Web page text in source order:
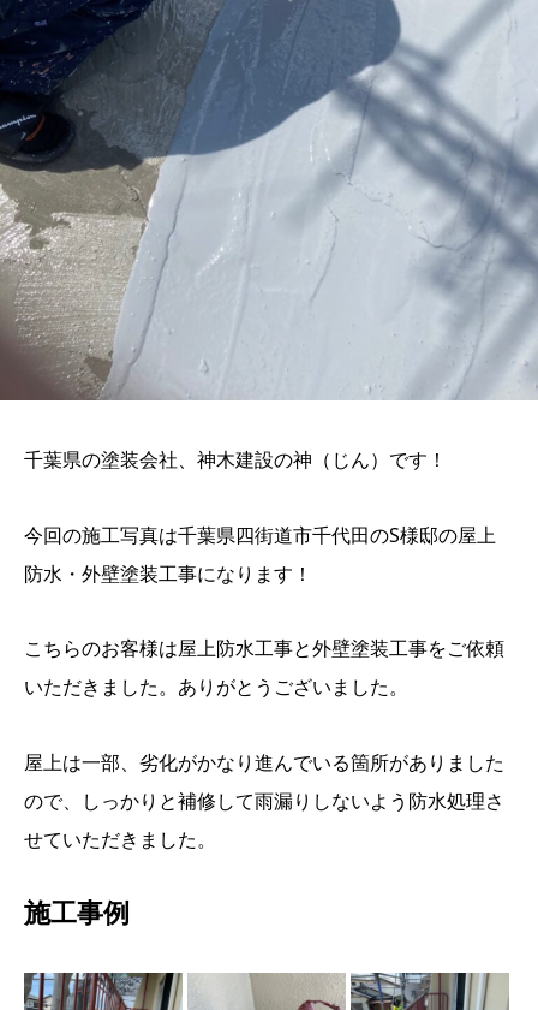
千葉県の塗装会社、神木建設の神（じん）です！
今回の施工写真は千葉県四街道市千代田のS様邸の屋上
防水・外壁塗装工事になります！
こちらのお客様は屋上防水工事と外壁塗装工事をご依頼
いただきました。ありがとうございました。
屋上は一部、劣化がかなり進んでいる箇所がありました
ので、しっかりと補修して雨漏りしないよう防水処理さ
せていただきました。
施工事例